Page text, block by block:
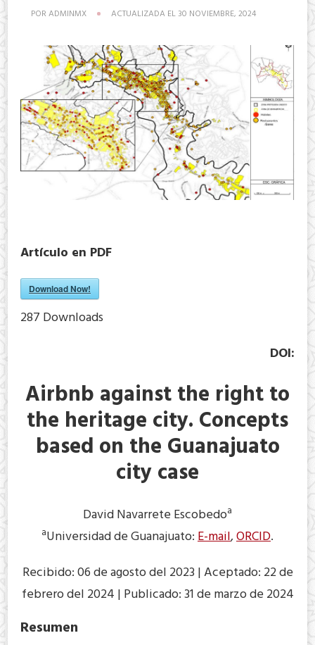
POR ADMINMX ACTUALIZADA EL 30 NOVIEMBRE, 2024
Artículo en PDF
Download Now!
287 Downloads
DOI:
Airbnb against the right to
the heritage city. Concepts
based on the Guanajuato
city case
David Navarrete Escobedoa
aUniversidad de Guanajuato:E-mail,ORCID.
Recibido: 06 de agosto del 2023 | Aceptado: 22 de
febrero del 2024 | Publicado: 31 de marzo de 2024
Resumen